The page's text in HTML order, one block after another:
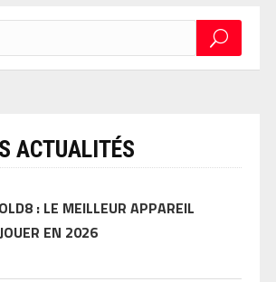
ACTUALITÉS
: LE MEILLEUR APPAREIL
EN 2026